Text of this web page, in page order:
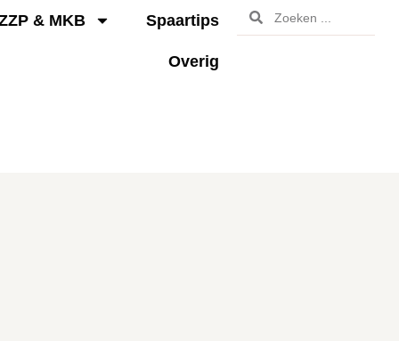
& MKB Spaartips
Overig